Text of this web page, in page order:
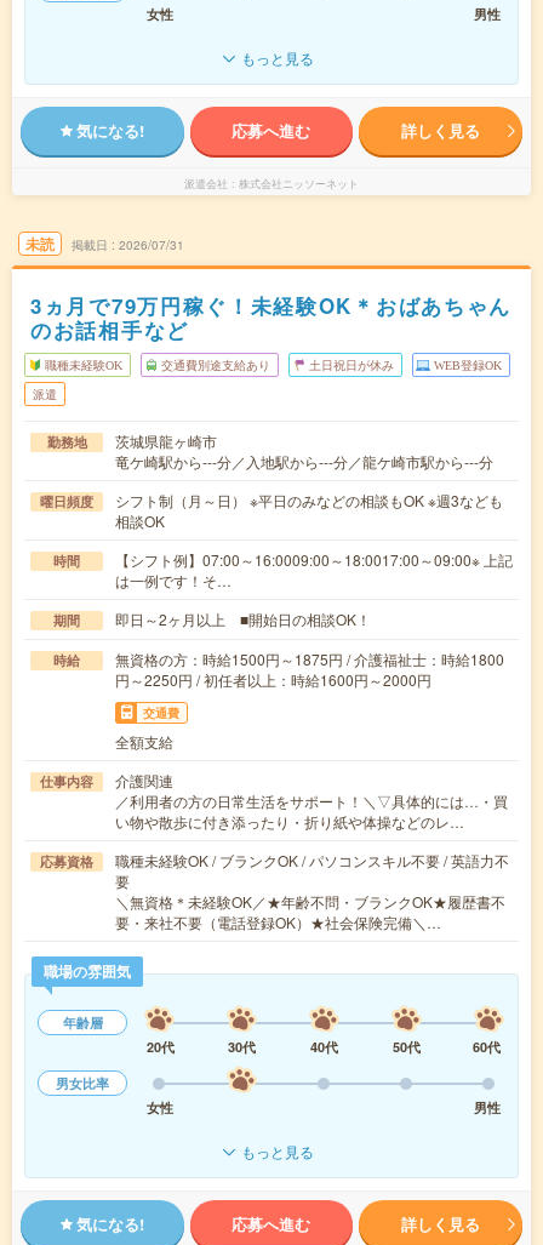
女性
男性
もっと見る
気になる! 応募へ進む 詳しく見る
派遣会社 株式会社ニッソーネット
未読 掲載日 2026/07/31
3ヵ月で79万円稼ぐ！未経験OK＊おばあちゃん
のお話相手など
職種未経験OK 交通費別途支給あり 土日祝日が休み WEB登録OK
派遣
勤務地
茨城県龍ヶ崎市
竜ケ崎駅から---分／入地駅から---分／龍ケ崎市駅から---分
曜日頻度
シフト制（月～日） ※平日のみなどの相談もOK ※週3なども
相談OK
時間
【シフト例】07:00～16:0009:00～18:0017:00～09:00※ 上記
は一例です！そ…
期間 即日～2ヶ月以上 ■開始日の相談OK！
時給
無資格の方：時給1500円～1875円 / 介護福祉士：時給1800
円～2250円 / 初任者以上：時給1600円～2000円
交通費
全額支給
仕事内容
介護関連
／利用者の方の日常生活をサポート！＼▽具体的には…・買
い物や散歩に付き添ったり・折り紙や体操などのレ…
応募資格
職種未経験OK / ブランクOK / パソコンスキル不要 / 英語力不
要
＼無資格＊未経験OK／★年齢不問・ブランクOK★履歴書不
要・来社不要（電話登録OK）★社会保険完備＼…
職場の雰囲気
年齢層
20代
30代 40代 50代
60代
男女比率
女性
男性
もっと見る
気になる! 応募へ進む 詳しく見る